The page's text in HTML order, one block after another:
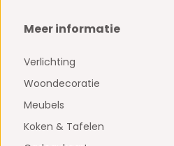
Meer informatie
Verlichting
Woondecoratie
Meubels
Koken & Tafelen